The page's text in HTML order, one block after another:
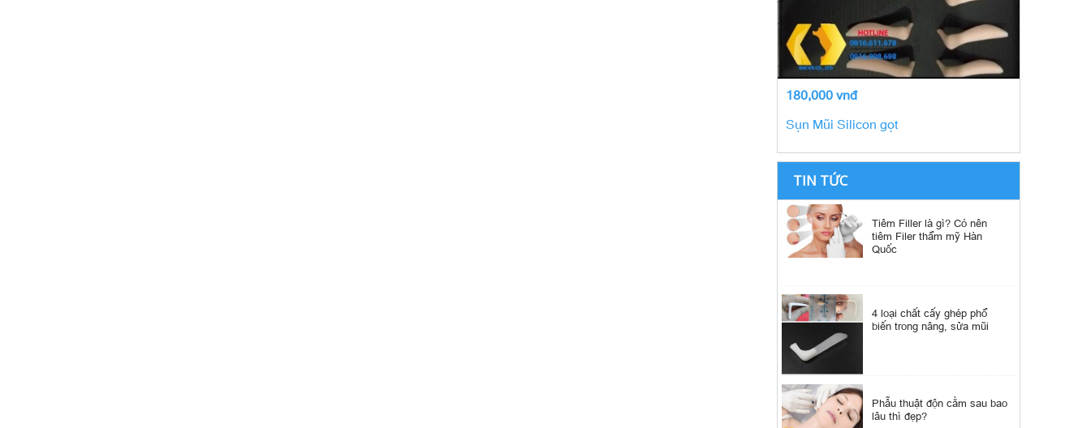
180,000 vnđ
Sụn Mũi Silicon gọt
TIN TỨC
Tiêm Filler là gì? Có nên
tiêm Filer thẩm mỹ Hàn
Quốc
4 loại chất cấy ghép phổ
biến trong nâng, sửa mũi
Phẫu thuật độn cằm sau bao
lâu thì đẹp?